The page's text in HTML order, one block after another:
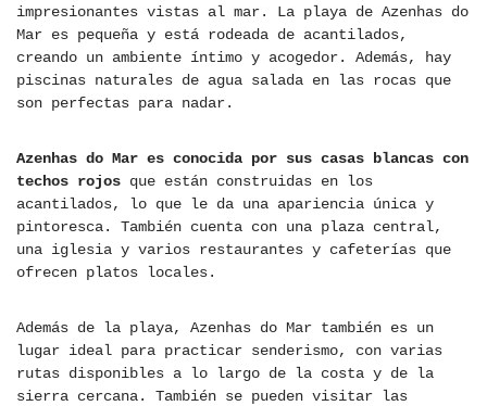
impresionantes vistas al mar. La playa de Azenhas do
Mar es pequeña y está rodeada de acantilados,
creando un ambiente íntimo y acogedor. Además, hay
piscinas naturales de agua salada en las rocas que
son perfectas para nadar.
Azenhas do Mar es conocida por sus casas blancas con
techos rojos que están construidas en los
acantilados, lo que le da una apariencia única y
pintoresca. También cuenta con una plaza central,
una iglesia y varios restaurantes y cafeterías que
ofrecen platos locales.
Además de la playa, Azenhas do Mar también es un
lugar ideal para practicar senderismo, con varias
rutas disponibles a lo largo de la costa y de la
sierra cercana. También se pueden visitar las